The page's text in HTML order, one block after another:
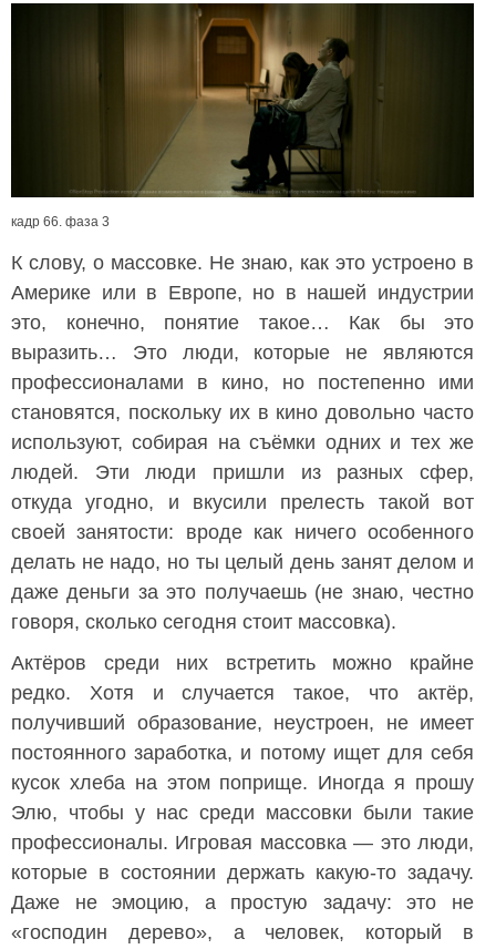
кадр 66. фаза 3
К слову, о массовке. Не знаю, как это устроено в
Америке или в Европе, но в нашей индустрии
это, конечно, понятие такое… Как бы это
выразить… Это люди, которые не являются
профессионалами в кино, но постепенно ими
становятся, поскольку их в кино довольно часто
используют, собирая на съёмки одних и тех же
людей. Эти люди пришли из разных сфер,
откуда угодно, и вкусили прелесть такой вот
своей занятости: вроде как ничего особенного
делать не надо, но ты целый день занят делом и
даже деньги за это получаешь (не знаю, честно
говоря, сколько сегодня стоит массовка).
Актёров среди них встретить можно крайне
редко. Хотя и случается такое, что актёр,
получивший образование, неустроен, не имеет
постоянного заработка, и потому ищет для себя
кусок хлеба на этом поприще. Иногда я прошу
Элю, чтобы у нас среди массовки были такие
профессионалы. Игровая массовка — это люди,
которые в состоянии держать какую-то задачу.
Даже не эмоцию, а простую задачу: это не
«господин дерево», а человек, который в